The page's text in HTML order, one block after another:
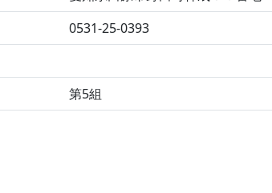
0531-25-0393
第5組